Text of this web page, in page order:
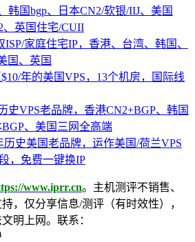
韩国bgp、日本CN2/软银/IIJ、美国
、英国住宅/CUII
ISP/家庭住宅IP，香港、台湾、韩国、
国、英国
年的美国VPS，13个机房，国际线
史VPS老品牌，香港CN2+BGP、韩国
、美国三网全高端
历史美国老品牌，运作美国/荷兰VPS
，免费一键换IP
www.iprr.cn。主机测评不销售、
，仅分享信息/测评（有时效性），
明上网。联系：